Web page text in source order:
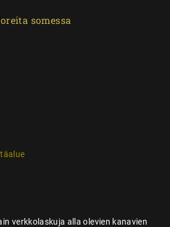
somessa
verkkolaskuja alla olevien kanavien